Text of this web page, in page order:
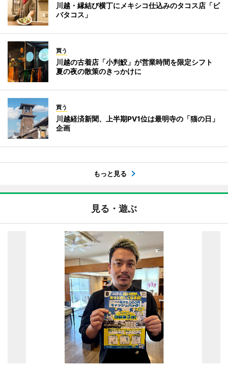
川越・縁結び横丁にメキシコ仕込みのタコス店「ビ
バタコス」
買う
川越の古着店「小判鮫」が営業時間を限定シフト
夏の夜の散策のきっかけに
買う
川越経済新聞、上半期PV1位は最明寺の「猫の日」
企画
もっと見る
見る・遊ぶ